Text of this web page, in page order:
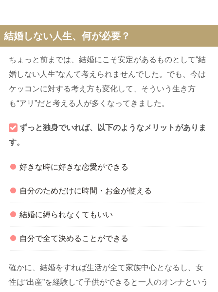
結婚しない人生、何が必要？
ちょっと前までは、結婚にこそ安定があるものとして“結
婚しない人生”なんて考えられませんでした。でも、今は
ケッコンに対する考え方も変化して、そういう生き方
も“アリ”だと考える人が多くなってきました。
ずっと独身でいれば、以下のようなメリットがありま
す。
好きな時に好きな恋愛ができる
自分のためだけに時間・お金が使える
結婚に縛られなくてもいい
自分で全て決めることができる
確かに、結婚をすれば生活が全て家族中心となるし、女
性は“出産”を経験して子供ができると一人のオンナという